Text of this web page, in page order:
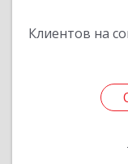
Клиентов на